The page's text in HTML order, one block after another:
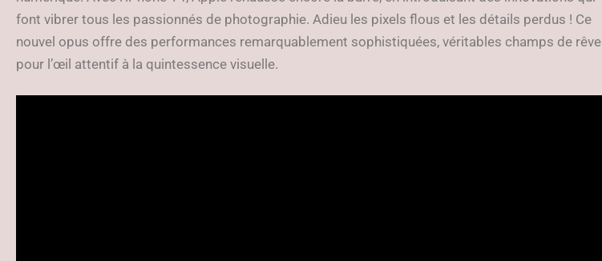
font vibrer tous les passionnés de photographie. Adieu les pixels flous et les détails perdus ! Ce
nouvel opus offre des performances remarquablement sophistiquées, véritables champs de rêve
pour l’œil attentif à la quintessence visuelle.